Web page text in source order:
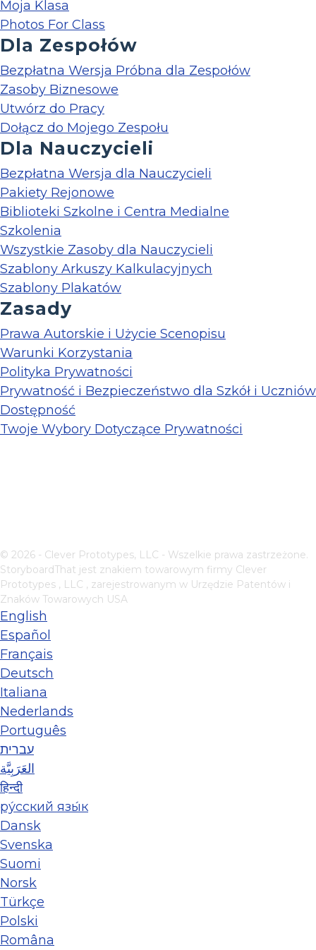
Moja Klasa
Photos For Class
Dla Zespołów
Bezpłatna Wersja Próbna dla Zespołów
Zasoby Biznesowe
Utwórz do Pracy
Dołącz do Mojego Zespołu
Dla Nauczycieli
Bezpłatna Wersja dla Nauczycieli
Pakiety Rejonowe
Biblioteki Szkolne i Centra Medialne
Szkolenia
Wszystkie Zasoby dla Nauczycieli
Szablony Arkuszy Kalkulacyjnych
Szablony Plakatów
Zasady
Prawa Autorskie i Użycie Scenopisu
Warunki Korzystania
Polityka Prywatności
Prywatność i Bezpieczeństwo dla Szkół i Uczniów
Dostępność
Twoje Wybory Dotyczące Prywatności
© 2026 - Clever Prototypes, LLC - Wszelkie prawa zastrzeżone.
StoryboardThat jest znakiem towarowym firmy Clever
Prototypes , LLC , zarejestrowanym w Urzędzie Patentów i
Znaków Towarowych USA
English
Español
Français
Deutsch
Italiana
Nederlands
Português
עברית
العَرَبِيَّة
हिन्दी
ру́сский язы́к
Dansk
Svenska
Suomi
Norsk
Türkçe
Polski
Româna